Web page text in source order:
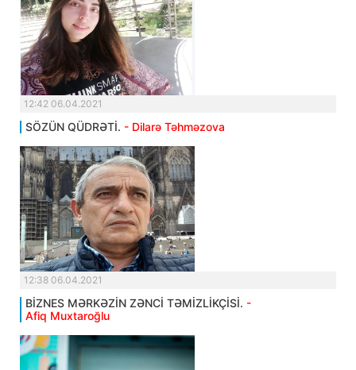
12:42 06.04.2021
SÖZÜN QÜDRƏTİ. - Dilarə Təhməzova
12:38 06.04.2021
BİZNES MƏRKƏZİN ZƏNCİ TƏMİZLİKÇİSİ. -
Afiq Muxtaroğlu